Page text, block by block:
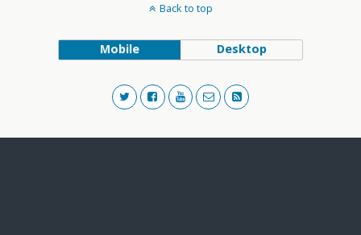
Back to top
Mobile Desktop